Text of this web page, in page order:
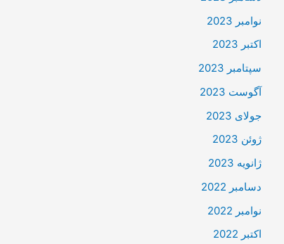
نوامبر 2023
اکتبر 2023
سپتامبر 2023
آگوست 2023
جولای 2023
ژوئن 2023
ژانویه 2023
دسامبر 2022
نوامبر 2022
اکتبر 2022